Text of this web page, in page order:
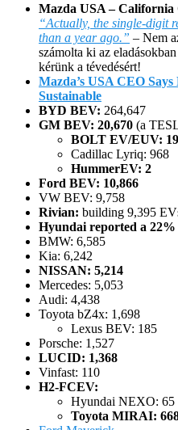
Mazda USA –
“Actually, the single-digit
than a year ago.” – Nem
számolta ki az
kérünk a tévedésért!
Mazda’s USA CEO
Sustainable
BYD BEV: 264,647
GM BEV: 20,670 (a
BOLT EV/EUV:
Cadillac Lyriq: 968
HummerEV: 2
Ford BEV: 10,866
VW BEV: 9,758
Rivian: building 9,395
Hyundai reported a 22%
BMW: 6,585
Kia: 6,242
NISSAN: 5,214
Mercedes: 5,053
Audi: 4,438
Toyota bZ4x: 1,698
Lexus BEV: 185
Porsche: 1,527
LUCID: 1,368
Vinfast: 110
H2-FCEV:
Hyundai NEXO: 65
Toyota MIRAI: